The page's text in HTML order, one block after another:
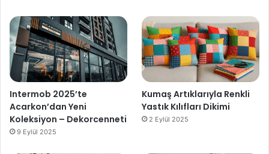
Intermob 2025’te
Acarkon’dan Yeni
Koleksiyon – Dekorcenneti
9 Eylül 2025
Kumaş Artıklarıyla Renkli
Yastık Kılıfları Dikimi
2 Eylül 2025